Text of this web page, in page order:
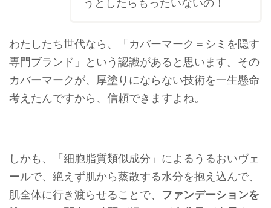
わたしたち世代なら、「カバーマーク＝シミを隠す
専門ブランド」という認識があると思います。その
カバーマークが、厚塗りにならない技術を一生懸命
考えたんですから、信頼できますよね。
しかも、「細胞脂質類似成分」によるうるおいヴェ
ールで、絶えず肌から蒸散する水分を抱え込んで、
肌全体に行き渡らせることで、 ファンデーションを